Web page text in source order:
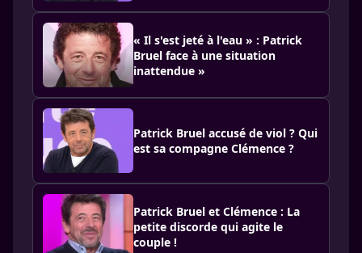
« Il s'est jeté à l'eau » : Patrick
Bruel face à une situation
inattendue »
Patrick Bruel accusé de viol ? Qui
est sa compagne Clémence ?
Patrick Bruel et Clémence : La
petite discorde qui agite le
couple !